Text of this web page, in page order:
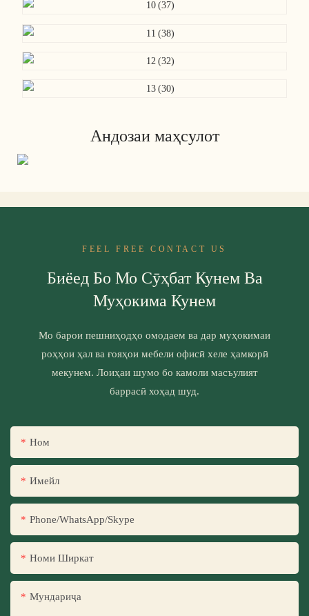
Андозаи маҳсулот
FEEL FREE CONTACT US
Биёед Бо Мо Сӯҳбат Кунем Ва
Муҳокима Кунем
Мо барои пешниҳодҳо омодаем ва дар муҳокимаи
роҳҳои ҳал ва ғояҳои мебели офисӣ хеле ҳамкорӣ
мекунем. Лоиҳаи шумо бо камоли масъулият
баррасӣ хоҳад шуд.
Ном
Имейл
Phone/WhatsApp/Skype
Номи Ширкат
Мундариҷа